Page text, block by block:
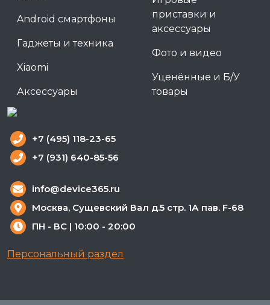
Android смартфоны
Гаджеты и техника
Xiaomi
Аксессуары
приставки и
аксессуары
Фото и видео
Уценённые и Б/У
товары
+7 (495) 118-23-65
+7 (931) 640-85-56
info@device365.ru
Москва, Сущевский Вал д.5 стр. 1А пав. F-68
ПН - ВС | 10:00 - 20:00
Персональный раздел